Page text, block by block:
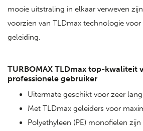
mooie uitstraling in elkaar verweven
voorzien van TLDmax technologie
geleiding.
TURBOMAX TLDmax top-kwaliteit
professionele gebruiker
Uitermate geschikt voor zeer
Met TLDmax geleiders voor
Polyethyleen (PE) monofielen